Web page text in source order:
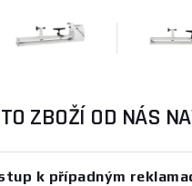
ZBOŽÍ OD NÁS
k případným